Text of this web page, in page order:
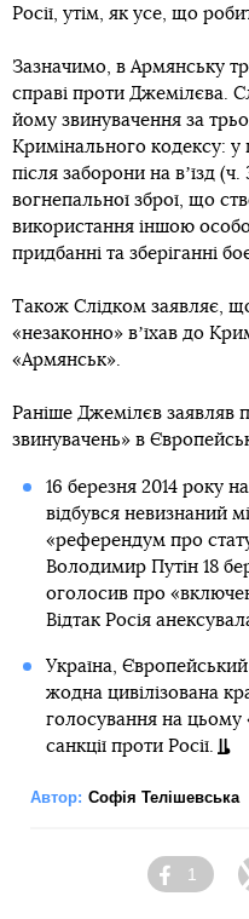
Росії, утім, як усе, що
Зазначимо, в Армянську
справі проти Джемілєва.
йому звинувачення за
Кримінального кодексу: у
після заборони на вʼїзд
вогнепальної зброї, що
використання іншою
придбанні та зберіганні
Також Слідком заявляє,
«незаконно» вʼїхав до
«Армянськ».
Раніше Джемілєв заявляв
звинувачень» в
16 березня 2014 року
відбувся невизнаний
«референдум про
Володимир Путін 18
оголосив про
Відтак Росія
Україна,
жодна цивілізована
голосування на цьому
санкції проти Росії.
Автор: Софія Телішевська
1